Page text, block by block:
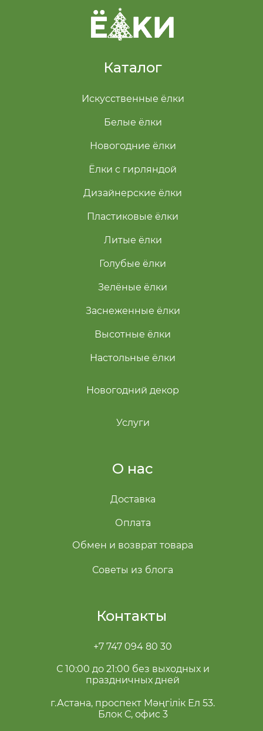
О нас
Каталог
Контакты
Искусственные ёлки
Белые ёлки
Голубые ёлки
Зелёные ёлки
Доставка
Оплата
Обмен и возврат товара
Заснеженные ёлки
+7 747 094 80 30
С 10:00 до 21:00 без выходных и
праздничных дней
Советы из блога
г.Астана, проспект Мәңгілік Ел 53.
Блок С, офис 3
Новогодние ёлки
Ёлки с гирляндой
Дизайнерские ёлки
Пластиковые ёлки
Литые ёлки
Высотные ёлки
Настольные ёлки
Услуги
Новогодний декор